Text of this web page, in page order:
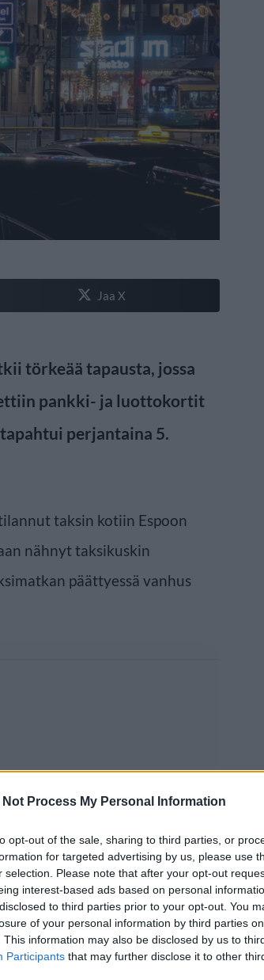
Not Process My Personal Information
opt-out of the sale, sharing to third parties, or
for targeted advertising by us, please use
selection. Please note that after your opt-out
interest-based ads based on personal
to third parties prior to your opt-out. You
of your personal information by third parties
This information may also be disclosed by us to
Participants that may further disclose it to other
Jaa X
törkeää tapausta, jossa
pankki- ja luottokortit
perjantaina 5.
taksin kotiin Espoon
nähnyt taksikuskin
päättyessä vanhus